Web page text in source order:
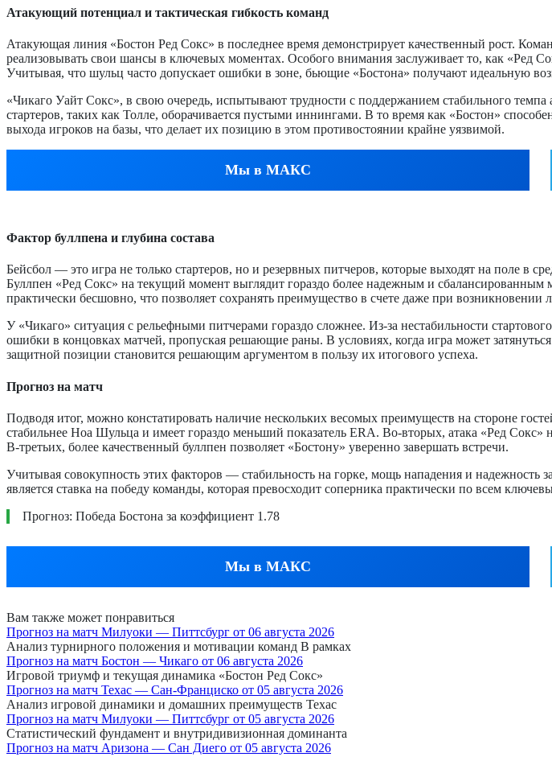
Атакующий потенциал и тактическая гибкость команд
Атакующая линия «Бостон Ред Сокс» в последнее время демонстрирует качественный рост.
реализовывать свои шансы в ключевых моментах. Особого внимания заслуживает то, как «Ред
Учитывая, что шульц часто допускает ошибки в зоне, бьющие «Бостона» получают идеальную
«Чикаго Уайт Сокс», в свою очередь, испытывают трудности с поддержанием стабильного
стартеров, таких как Толле, оборачивается пустыми иннингами. В то время как «Бостон»
выхода игроков на базы, что делает их позицию в этом противостоянии крайне уязвимой.
Мы в МАКС
Фактор буллпена и глубина состава
Бейсбол — это игра не только стартеров, но и резервных питчеров, которые выходят на поле в
Буллпен «Ред Сокс» на текущий момент выглядит гораздо более надежным и сбалансированным
практически бесшовно, что позволяет сохранять преимущество в счете даже при возникновении
У «Чикаго» ситуация с рельефными питчерами гораздо сложнее. Из-за нестабильности
ошибки в концовках матчей, пропуская решающие раны. В условиях, когда игра может
защитной позиции становится решающим аргументом в пользу их итогового успеха.
Прогноз на матч
Подводя итог, можно констатировать наличие нескольких весомых преимуществ на стороне
стабильнее Ноа Шульца и имеет гораздо меньший показатель ERA. Во-вторых, атака «Ред Сокс»
В-третьих, более качественный буллпен позволяет «Бостону» уверенно завершать встречи.
Учитывая совокупность этих факторов — стабильность на горке, мощь нападения и
является ставка на победу команды, которая превосходит соперника практически по всем
Прогноз: Победа Бостона за коэффициент 1.78
Мы в МАКС
Вам также может понравиться
Прогноз на матч Милуоки — Питтсбург от 06 августа 2026
Анализ турнирного положения и мотивации команд В рамках
Прогноз на матч Бостон — Чикаго от 06 августа 2026
Игровой триумф и текущая динамика «Бостон Ред Сокс»
Прогноз на матч Техас — Сан-Франциско от 05 августа 2026
Анализ игровой динамики и домашних преимуществ Техас
Прогноз на матч Милуоки — Питтсбург от 05 августа 2026
Статистический фундамент и внутридивизионная доминанта
Прогноз на матч Аризона — Сан Диего от 05 августа 2026